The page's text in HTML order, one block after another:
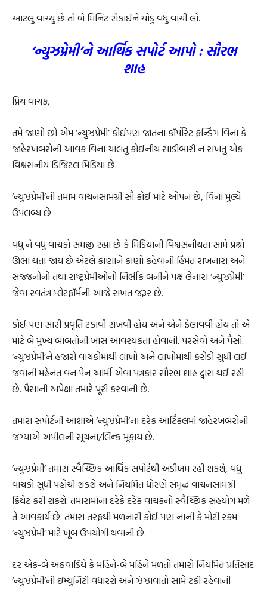
આટલું વાંચ્યું છે તો બે મિનિટ રોકાઈને થોડું વધુ વાંચી લો.
‘ન્યુઝપ્રેમી’ને આર્થિક સપોર્ટ આપો : સૌરભ
શાહ
પ્રિય વાચક,
તમે જાણો છો એમ ‘ન્યુઝપ્રેમી’ કોઈપણ જાતના કૉર્પોરેટ ફન્ડિંગ વિના કે
જાહેરખબરોની આવક વિના ચાલતું કોઈનીય સાડીબારી ન રાખતું એક
વિશ્વસનીય ડિજિટલ મિડિયા છે.
‘ન્યુઝપ્રેમી’ની તમામ વાચનસામગ્રી સૌ કોઈ માટે ઓપન છે, વિના મુલ્યે
ઉપલબ્ધ છે.
વધુ ને વધુ વાચકો સમજી રહ્યા છે કે મિડિયાની વિશ્વસનીયતા સામે પ્રશ્નો
ઊભા થતા જાય છે એટલે કાણાને કાણો કહેવાની હિંમત રાખનારા અને
સજ્જનોનો તથા રાષ્ટ્રપ્રેમીઓનો નિર્ભીક બનીને પક્ષ લેનારા ‘ન્યુઝપ્રેમી’
જેવા સ્વતંત્ર પ્લેટફૉર્મની આજે સખત જરૂર છે.
કોઈ પણ સારી પ્રવૃત્તિ ટકાવી રાખવી હોય અને એને ફેલાવવી હોય તો એ
માટે બે મુખ્ય બાબતોની ખાસ આવશ્યકતા હોવાની. પરસેવો અને પૈસો.
‘ન્યુઝપ્રેમી’ને હજારો વાચકોમાંથી લાખો અને લાખોમાંથી કરોડો સુધી લઈ
જવાની મહેનત વન પેન આર્મી એવા પત્રકાર સૌરભ શાહ દ્વારા થઈ રહી
છે. પૈસાની અપેક્ષા તમારે પૂરી કરવાની છે.
તમારા સપોર્ટની આશાએ ‘ન્યુઝપ્રેમી’ના દરેક આર્ટિકલમાં જાહેરખબરોની
જગ્યાએ અપીલની સૂચના/લિન્ક મૂકાય છે.
‘ન્યુઝપ્રેમી’ તમારા સ્વૈચ્છિક આર્થિક સપોર્ટથી અડીખમ રહી શકશે, વધુ
વાચકો સુધી પહોંચી શકશે અને નિયમિત ધોરણે સમૃદ્ધ વાચનસામગ્રી
ક્રિયેટ કરી શકશે. તમારામાંના દરેકે દરેક વાચકનો સ્વૈચ્છિક સહયોગ મળે
તે આવકાર્ય છે. તમારા તરફથી મળનારી કોઈ પણ નાની કે મોટી રકમ
‘ન્યુઝપ્રેમી’ માટે ખૂબ ઉપયોગી થવાની છે.
દર એક-બે અઠવાડિયે કે મહિને-બે મહિને મળતો તમારો નિયમિત પ્રતિસાદ
‘ન્યુઝપ્રેમી’ની ઇમ્યુનિટી વધારશે અને ઝંઝાવાતો સામે ટકી રહેવાની